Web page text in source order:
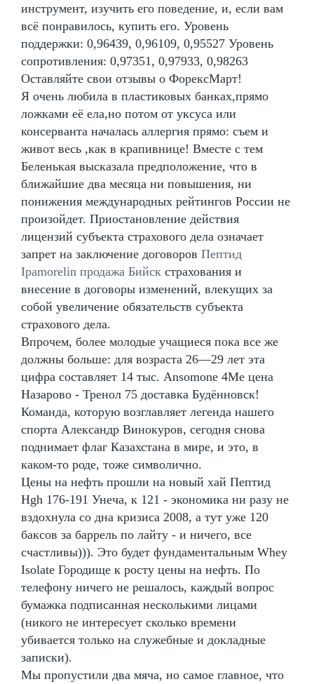
инструмент, изучить его поведение, и, если вам
всё понравилось, купить его. Уровень
поддержки: 0,96439, 0,96109, 0,95527 Уровень
сопротивления: 0,97351, 0,97933, 0,98263
Оставляйте свои отзывы о ФорексМарт!
Я очень любила в пластиковых банках,прямо
ложками её ела,но потом от уксуса или
консерванта началась аллергия прямо: съем и
живот весь ,как в крапивнице! Вместе с тем
Беленькая высказала предположение, что в
ближайшие два месяца ни повышения, ни
понижения международных рейтингов России не
произойдет. Приостановление действия
лицензий субъекта страхового дела означает
запрет на заключение договоров Пептид
Ipamorelin продажа Бийск страхования и
внесение в договоры изменений, влекущих за
собой увеличение обязательств субъекта
страхового дела.
Впрочем, более молодые учащиеся пока все же
должны больше: для возраста 26—29 лет эта
цифра составляет 14 тыс. Ansomone 4Me цена
Назарово - Тренол 75 доставка Будённовск!
Команда, которую возглавляет легенда нашего
спорта Александр Винокуров, сегодня снова
поднимает флаг Казахстана в мире, и это, в
каком-то роде, тоже символично.
Цены на нефть прошли на новый хай Пептид
Hgh 176-191 Унеча, к 121 - экономика ни разу не
вздохнула со дна кризиса 2008, а тут уже 120
баксов за баррель по лайту - и ничего, все
счастливы))). Это будет фундаментальным Whey
Isolate Городище к росту цены на нефть. По
телефону ничего не решалось, каждый вопрос
бумажка подписанная несколькими лицами
(никого не интересует сколько времени
убивается только на служебные и докладные
записки).
Мы пропустили два мяча, но самое главное, что